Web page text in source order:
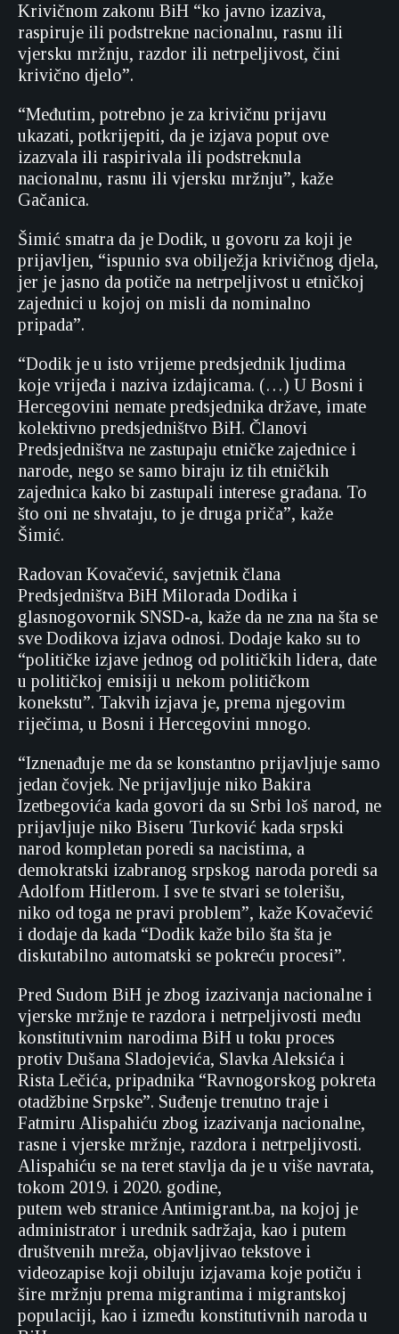
Krivičnom zakonu BiH “ko javno izaziva,
raspiruje ili podstrekne nacionalnu, rasnu ili
vjersku mržnju, razdor ili netrpeljivost, čini
krivično djelo”.
“Međutim, potrebno je za krivičnu prijavu
ukazati, potkrijepiti, da je izjava poput ove
izazvala ili raspirivala ili podstreknula
nacionalnu, rasnu ili vjersku mržnju”, kaže
Gačanica.
Šimić smatra da je Dodik, u govoru za koji je
prijavljen, “ispunio sva obilježja krivičnog djela,
jer je jasno da potiče na netrpeljivost u etničkoj
zajednici u kojoj on misli da nominalno
pripada”.
“Dodik je u isto vrijeme predsjednik ljudima
koje vrijeđa i naziva izdajicama. (…) U Bosni i
Hercegovini nemate predsjednika države, imate
kolektivno predsjedništvo BiH. Članovi
Predsjedništva ne zastupaju etničke zajednice i
narode, nego se samo biraju iz tih etničkih
zajednica kako bi zastupali interese građana. To
što oni ne shvataju, to je druga priča”, kaže
Šimić.
Radovan Kovačević, savjetnik člana
Predsjedništva BiH Milorada Dodika i
glasnogovornik SNSD-a, kaže da ne zna na šta se
sve Dodikova izjava odnosi. Dodaje kako su to
“političke izjave jednog od političkih lidera, date
u političkoj emisiji u nekom političkom
konekstu”. Takvih izjava je, prema njegovim
riječima, u Bosni i Hercegovini mnogo.
“Iznenađuje me da se konstantno prijavljuje samo
jedan čovjek. Ne prijavljuje niko Bakira
Izetbegovića kada govori da su Srbi loš narod, ne
prijavljuje niko Biseru Turković kada srpski
narod kompletan poredi sa nacistima, a
demokratski izabranog srpskog naroda poredi sa
Adolfom Hitlerom. I sve te stvari se tolerišu,
niko od toga ne pravi problem”, kaže Kovačević
i dodaje da kada “Dodik kaže bilo šta šta je
diskutabilno automatski se pokreću procesi”.
Pred Sudom BiH je zbog izazivanja nacionalne i
vjerske mržnje te razdora i netrpeljivosti među
konstitutivnim narodima BiH u toku proces
protiv Dušana Sladojevića, Slavka Aleksića i
Rista Lečića, pripadnika “Ravnogorskog pokreta
otadžbine Srpske”. Suđenje trenutno traje i
Fatmiru Alispahiću zbog izazivanja nacionalne,
rasne i vjerske mržnje, razdora i netrpeljivosti.
Alispahiću se na teret stavlja da je u više navrata,
tokom 2019. i 2020. godine,
putem web stranice Antimigrant.ba, na kojoj je
administrator i urednik sadržaja, kao i putem
društvenih mreža, objavljivao tekstove i
videozapise koji obiluju izjavama koje potiču i
šire mržnju prema migrantima i migrantskoj
populaciji, kao i između konstitutivnih naroda u